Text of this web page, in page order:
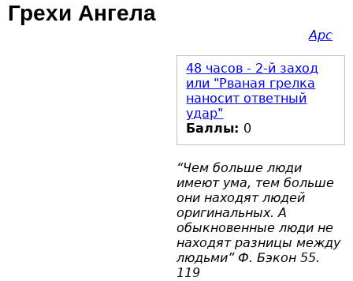
Грехи Ангела
Арс
48 часов - 2-й заход
или "Рваная грелка
наносит ответный
удар"
Баллы: 0
“Чем больше люди
имеют ума, тем больше
они находят людей
оригинальных. А
обыкновенные люди не
находят разницы между
людьми” Ф. Бэкон 55.
119